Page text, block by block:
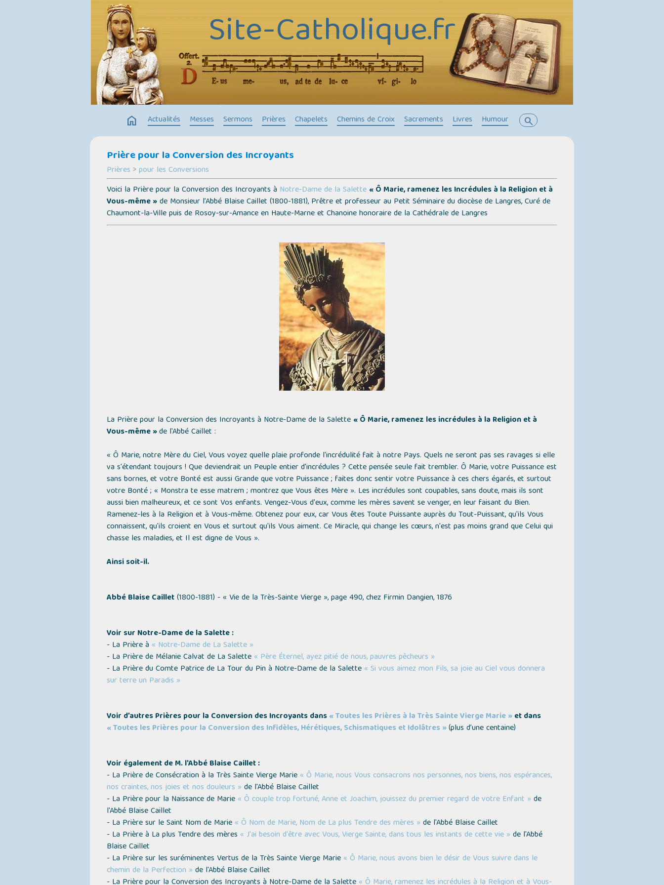
Site-Catholique.fr
home Actualités Messes Sermons Prières Chapelets Chemins de Croix Sacrements Livres Humour search
Prière pour la Conversion des Incroyants
Prières >pour les Conversions
Voici la Prière pour la Conversion des Incroyants à Notre-Dame de la Salette « Ô Marie, ramenez les Incrédules à la Religion et à
Vous-même »de Monsieur l’Abbé Blaise Caillet (1800-1881), Prêtre et professeur au Petit Séminaire du diocèse de Langres, Curé de
Chaumont-la-Ville puis de Rosoy-sur-Amance en Haute-Marne et Chanoine honoraire de la Cathédrale de Langres
La Prière pour la Conversion des Incroyants à Notre-Dame de la Salette « Ô Marie, ramenez les incrédules à la Religion et à
Vous-même »de l'Abbé Caillet :
« Ô Marie, notre Mère du Ciel, Vous voyez quelle plaie profonde l'incrédulité fait à notre Pays. Quels ne seront pas ses ravages si elle
va s'étendant toujours ! Que deviendrait un Peuple entier d'incrédules ? Cette pensée seule fait trembler. Ô Marie, votre Puissance est
sans bornes, et votre Bonté est aussi Grande que votre Puissance ; faites donc sentir votre Puissance à ces chers égarés, et surtout
votre Bonté ; « Monstra te esse matrem ; montrez que Vous êtes Mère ». Les incrédules sont coupables, sans doute, mais ils sont
aussi bien malheureux, et ce sont Vos enfants. Vengez-Vous d'eux, comme les mères savent se venger, en leur faisant du Bien.
Ramenez-les à la Religion et à Vous-même. Obtenez pour eux, car Vous êtes Toute Puissante auprès du Tout-Puissant, qu'ils Vous
connaissent, qu'ils croient en Vous et surtout qu'ils Vous aiment. Ce Miracle, qui change les cœurs, n'est pas moins grand que Celui qui
chasse les maladies, et Il est digne de Vous ».
Ainsi soit-il.
Abbé Blaise Caillet(1800-1881) -« Vie de la Très-Sainte Vierge »,page 490, chez Firmin Dangien, 1876
Voir sur Notre-Dame de la Salette :
- La Prière à « Notre-Dame de La Salette »
- La Prière de Mélanie Calvat de La Salette « Père Éternel, ayez pitié de nous, pauvres pêcheurs »
- La Prière du Comte Patrice de La Tour du Pin à Notre-Dame de la Salette « Si vous aimez mon Fils, sa joie au Ciel vous donnera
sur terre un Paradis »
Voir d’autres Prières pour la Conversion des Incroyants dans« Toutes les Prières à la Très Sainte Vierge Marie »et dans
« Toutes les Prières pour la Conversion des Infidèles, Hérétiques, Schismatiques et Idolâtres »(plus d’une centaine)
Voir également de M. l'Abbé Blaise Caillet :
- La Prière de Consécration à la Très Sainte Vierge Marie « Ô Marie, nous Vous consacrons nos personnes, nos biens, nos espérances,
nos craintes, nos joies et nos douleurs » de l'Abbé Blaise Caillet
- La Prière pour la Naissance de Marie « Ô couple trop fortuné, Anne et Joachim, jouissez du premier regard de votre Enfant » de
l'Abbé Blaise Caillet
- La Prière sur le Saint Nom de Marie « Ô Nom de Marie, Nom de La plus Tendre des mères » de l'Abbé Blaise Caillet
- La Prière à La plus Tendre des mères « J'ai besoin d'être avec Vous, Vierge Sainte, dans tous les instants de cette vie » de l'Abbé
Blaise Caillet
- La Prière sur les suréminentes Vertus de la Très Sainte Vierge Marie « Ô Marie, nous avons bien le désir de Vous suivre dans le
chemin de la Perfection » de l'Abbé Blaise Caillet